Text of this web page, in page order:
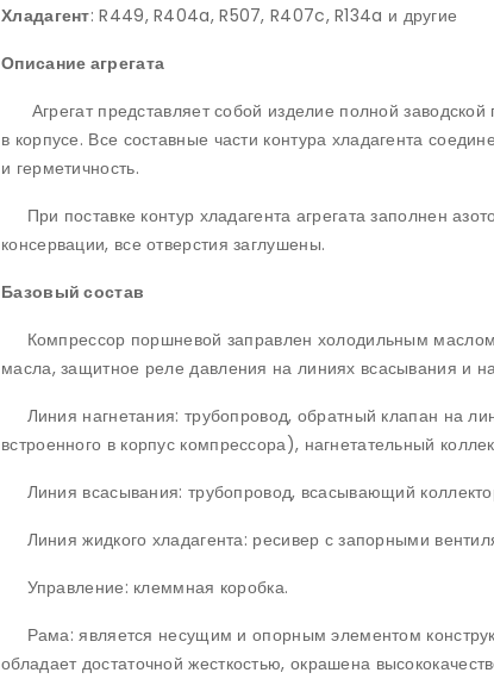
Хладагент: R449, R404a, R507, R407c, R134a и другие
Описание агрегата
Агрегат представляет собой изделие полной
в корпусе. Все составные части контура хладагента
и герметичность.
При поставке контур хладагента агрегата заполнен
консервации, все отверстия заглушены.
Базовый состав
Компрессор поршневой заправлен холодильным
масла, защитное реле давления на линиях всасывания и
Линия нагнетания: трубопровод, обратный клапан на
встроенного в корпус компрессора), нагнетательный
Линия всасывания: трубопровод, всасывающий
Линия жидкого хладагента: ресивер с запорными
Управление: клеммная коробка.
Рама: является несущим и опорным элементом
обладает достаточной жесткостью, окрашена